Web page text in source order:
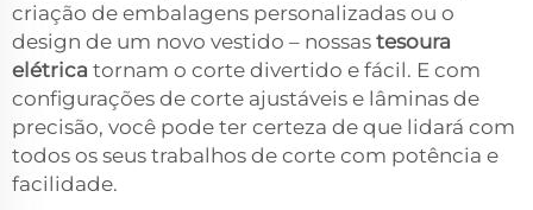
criação de embalagens personalizadas ou o
design de um novo vestido – nossas tesoura
elétrica tornam o corte divertido e fácil. E com
configurações de corte ajustáveis e lâminas de
precisão, você pode ter certeza de que lidará com
todos os seus trabalhos de corte com potência e
facilidade.